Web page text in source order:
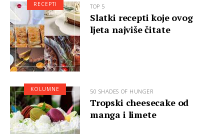
TOP 5
Slatki recepti koje ovog
ljeta najviše čitate
RECEPTI
50 SHADES OF HUNGER
Tropski cheesecake od
manga i limete
KOLUMNE